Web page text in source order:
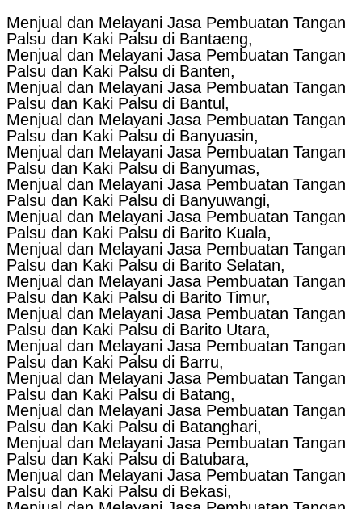
Menjual dan Melayani Jasa Pembuatan Tangan
Palsu dan Kaki Palsu di Bantaeng,
Menjual dan Melayani Jasa Pembuatan Tangan
Palsu dan Kaki Palsu di Banten,
Menjual dan Melayani Jasa Pembuatan Tangan
Palsu dan Kaki Palsu di Bantul,
Menjual dan Melayani Jasa Pembuatan Tangan
Palsu dan Kaki Palsu di Banyuasin,
Menjual dan Melayani Jasa Pembuatan Tangan
Palsu dan Kaki Palsu di Banyumas,
Menjual dan Melayani Jasa Pembuatan Tangan
Palsu dan Kaki Palsu di Banyuwangi,
Menjual dan Melayani Jasa Pembuatan Tangan
Palsu dan Kaki Palsu di Barito Kuala,
Menjual dan Melayani Jasa Pembuatan Tangan
Palsu dan Kaki Palsu di Barito Selatan,
Menjual dan Melayani Jasa Pembuatan Tangan
Palsu dan Kaki Palsu di Barito Timur,
Menjual dan Melayani Jasa Pembuatan Tangan
Palsu dan Kaki Palsu di Barito Utara,
Menjual dan Melayani Jasa Pembuatan Tangan
Palsu dan Kaki Palsu di Barru,
Menjual dan Melayani Jasa Pembuatan Tangan
Palsu dan Kaki Palsu di Batang,
Menjual dan Melayani Jasa Pembuatan Tangan
Palsu dan Kaki Palsu di Batanghari,
Menjual dan Melayani Jasa Pembuatan Tangan
Palsu dan Kaki Palsu di Batubara,
Menjual dan Melayani Jasa Pembuatan Tangan
Palsu dan Kaki Palsu di Bekasi,